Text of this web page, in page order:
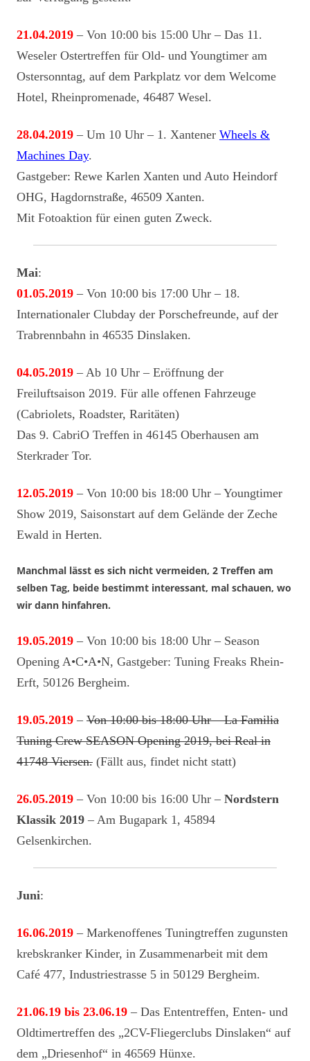
21.04.2019 – Von 10:00 bis 15:00 Uhr – Das 11.
Weseler Ostertreffen für Old- und Youngtimer am
Ostersonntag, auf dem Parkplatz vor dem Welcome
Hotel, Rheinpromenade, 46487 Wesel.
28.04.2019 – Um 10 Uhr – 1. Xantener Wheels &
Machines Day.
Gastgeber: Rewe Karlen Xanten und Auto Heindorf
OHG, Hagdornstraße, 46509 Xanten.
Mit Fotoaktion für einen guten Zweck.
Mai:
01.05.2019 – Von 10:00 bis 17:00 Uhr – 18.
Internationaler Clubday der Porschefreunde, auf der
Trabrennbahn in 46535 Dinslaken.
04.05.2019 – Ab 10 Uhr – Eröffnung der
Freiluftsaison 2019. Für alle offenen Fahrzeuge
(Cabriolets, Roadster, Raritäten)
Das 9. CabriO Treffen in 46145 Oberhausen am
Sterkrader Tor.
12.05.2019 – Von 10:00 bis 18:00 Uhr – Youngtimer
Show 2019, Saisonstart auf dem Gelände der Zeche
Ewald in Herten.
Manchmal lässt es sich nicht vermeiden, 2 Treffen am
selben Tag, beide bestimmt interessant, mal schauen, wo
wir dann hinfahren.
19.05.2019 – Von 10:00 bis 18:00 Uhr – Season
Opening A•C•A•N, Gastgeber: Tuning Freaks Rhein-
Erft, 50126 Bergheim.
19.05.2019 – Von 10:00 bis 18:00 Uhr – La Familia
Tuning Crew SEASON Opening 2019, bei Real in
41748 Viersen. (Fällt aus, findet nicht statt)
26.05.2019 – Von 10:00 bis 16:00 Uhr – Nordstern
Klassik 2019 – Am Bugapark 1, 45894
Gelsenkirchen.
Juni:
16.06.2019 – Markenoffenes Tuningtreffen zugunsten
krebskranker Kinder, in Zusammenarbeit mit dem
Café 477, Industriestrasse 5 in 50129 Bergheim.
21.06.19 bis 23.06.19 – Das Ententreffen, Enten- und
Oldtimertreffen des „2CV-Fliegerclubs Dinslaken“ auf
dem „Driesenhof“ in 46569 Hünxe.